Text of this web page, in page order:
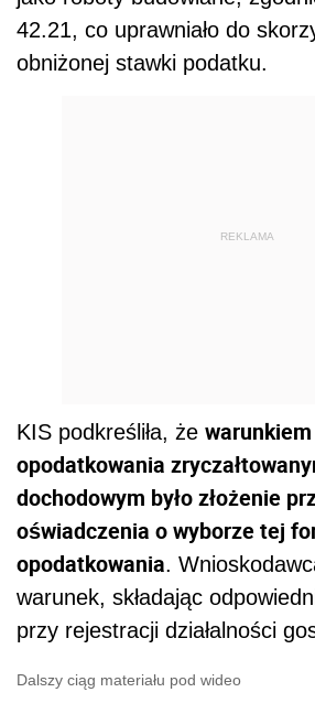
42.21, co uprawniało do
obniżonej stawki podatku.
REKLAMA
KIS podkreśliła, że
opodatkowania
dochodowym było złożenie
oświadczenia o wyborze tej
opodatkowania.
warunek, składając
przy rejestracji działalności
Dalszy ciąg materiału pod wideo